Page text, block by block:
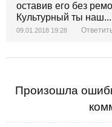
оставив его без
Культурный ты
09.01.2018 19:28
Произошла